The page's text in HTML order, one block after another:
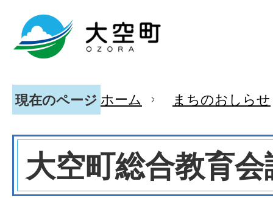
現在のページ ホーム まちのおしらせ
大空町総合教育会